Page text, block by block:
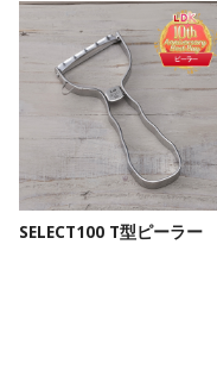
SELECT100 T型ピーラー